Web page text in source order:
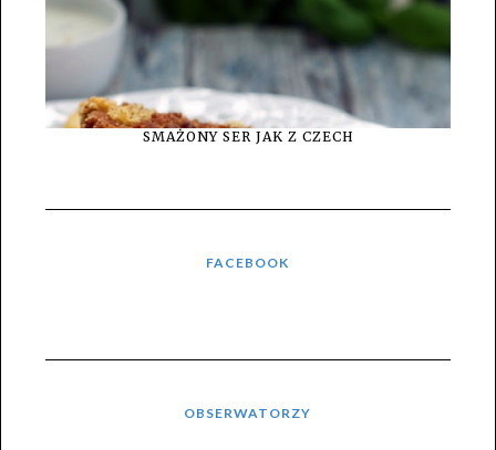
SMAŻONY SER JAK Z CZECH
FACEBOOK
OBSERWATORZY